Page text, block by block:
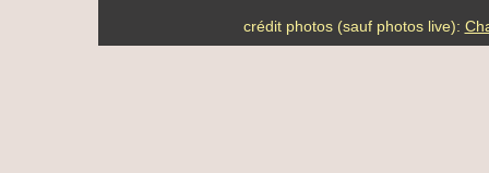
crédit photos (sauf photos live):